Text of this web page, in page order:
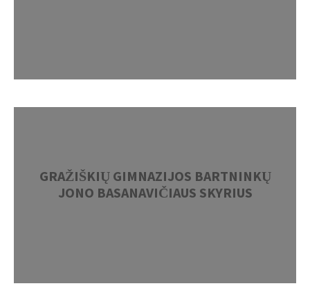
GRAŽIŠKIŲ GIMNAZIJOS BARTNINKŲ
JONO BASANAVIČIAUS SKYRIUS